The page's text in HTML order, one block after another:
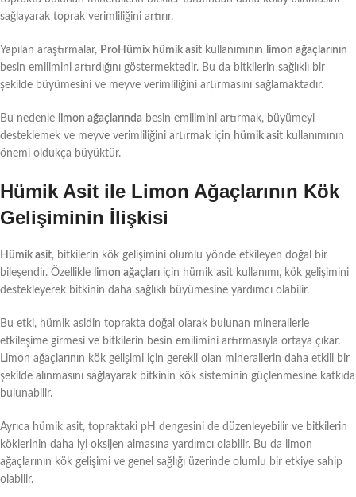
sağlayarak toprak verimliliğini artırır.
Yapılan araştırmalar, ProHümix hümik asit kullanımının
limon ağaçlarının
besin emilimini artırdığını göstermektedir. Bu da bitkilerin sağlıklı bir
şekilde büyümesini ve meyve verimliliğini artırmasını sağlamaktadır.
Bu nedenle limon ağaçlarında besin emilimini artırmak, büyümeyi
desteklemek ve meyve verimliliğini artırmak için hümik asit kullanımının
önemi oldukça büyüktür.
Hümik Asit ile Limon Ağaçlarının Kök
Gelişiminin İlişkisi
Hümik asit, bitkilerin kök gelişimini olumlu yönde etkileyen doğal bir
bileşendir. Özellikle limon ağaçları için hümik asit kullanımı, kök gelişimini
destekleyerek bitkinin daha sağlıklı büyümesine yardımcı olabilir.
Bu etki, hümik asidin toprakta doğal olarak bulunan minerallerle
etkileşime girmesi ve bitkilerin besin emilimini artırmasıyla ortaya çıkar.
Limon ağaçlarının kök gelişimi için gerekli olan minerallerin daha etkili bir
şekilde alınmasını sağlayarak bitkinin kök sisteminin güçlenmesine katkıda
bulunabilir.
Ayrıca hümik asit, topraktaki pH dengesini de düzenleyebilir ve bitkilerin
köklerinin daha iyi oksijen almasına yardımcı olabilir. Bu da limon
ağaçlarının kök gelişimi ve genel sağlığı üzerinde olumlu bir etkiye sahip
olabilir.